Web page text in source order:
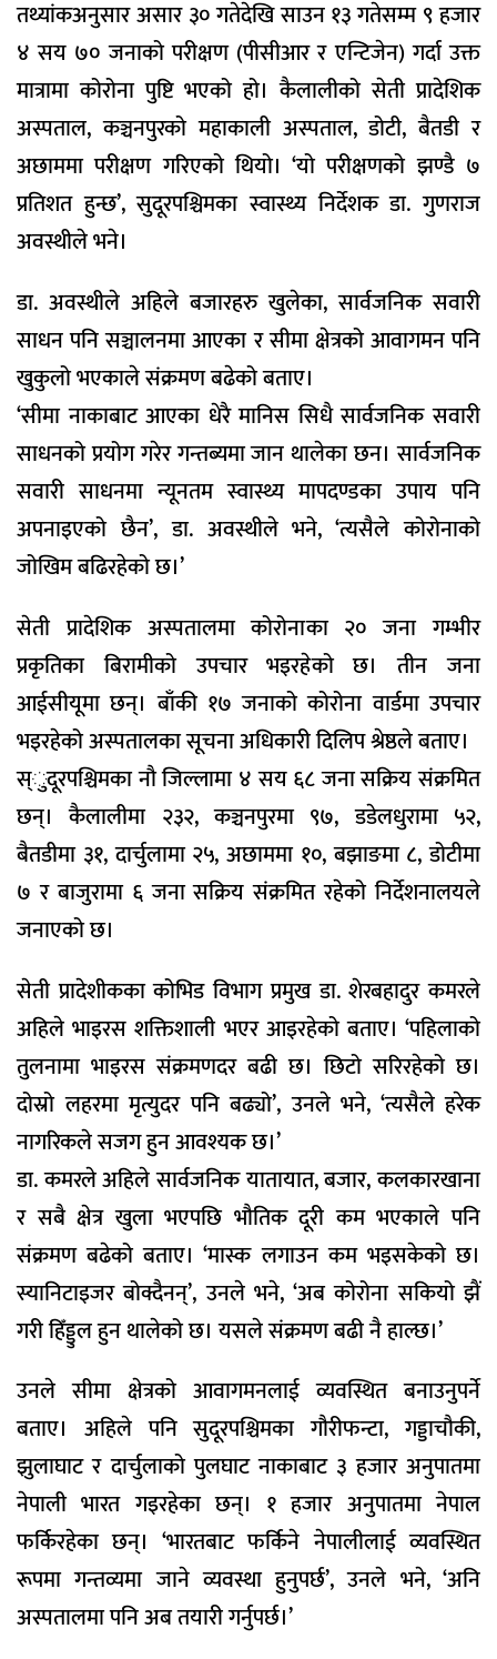
तथ्यांकअनुसार असार ३० गतेदेखि साउन १३ गतेसम्म ९ हजार
४ सय ७० जनाको परीक्षण (पीसीआर र एन्टिजेन) गर्दा उक्त
मात्रामा कोरोना पुष्टि भएको हो। कैलालीको सेती प्रादेशिक
अस्पताल, कञ्चनपुरको महाकाली अस्पताल, डोटी, बैतडी र
अछाममा परीक्षण गरिएको थियो। ‘यो परीक्षणको झण्डै ७
प्रतिशत हुन्छ’, सुदूरपश्चिमका स्वास्थ्य निर्देशक डा. गुणराज
अवस्थीले भने।
डा. अवस्थीले अहिले बजारहरु खुलेका, सार्वजनिक सवारी
साधन पनि सञ्चालनमा आएका र सीमा क्षेत्रको आवागमन पनि
खुकुलो भएकाले संक्रमण बढेको बताए।
‘सीमा नाकाबाट आएका धेरै मानिस सिधै सार्वजनिक सवारी
साधनको प्रयोग गरेर गन्तब्यमा जान थालेका छन। सार्वजनिक
सवारी साधनमा न्यूनतम स्वास्थ्य मापदण्डका उपाय पनि
अपनाइएको छैन’, डा. अवस्थीले भने, ‘त्यसैले कोरोनाको
जोखिम बढिरहेको छ।’
सेती प्रादेशिक अस्पतालमा कोरोनाका २० जना गम्भीर
प्रकृतिका बिरामीको उपचार भइरहेको छ। तीन जना
आईसीयूमा छन्। बाँकी १७ जनाको कोरोना वार्डमा उपचार
भइरहेको अस्पतालका सूचना अधिकारी दिलिप श्रेष्ठले बताए।
स्ुदूरपश्चिमका नौ जिल्लामा ४ सय ६८ जना सक्रिय संक्रमित
छन्। कैलालीमा २३२, कञ्चनपुरमा ९७, डडेलधुरामा ५२,
बैतडीमा ३१, दार्चुलामा २५, अछाममा १०, बझाङमा ८, डोटीमा
७ र बाजुरामा ६ जना सक्रिय संक्रमित रहेको निर्देशनालयले
जनाएको छ।
सेती प्रादेशीकका कोभिड विभाग प्रमुख डा. शेरबहादुर कमरले
अहिले भाइरस शक्तिशाली भएर आइरहेको बताए। ‘पहिलाको
तुलनामा भाइरस संक्रमणदर बढी छ। छिटो सरिरहेको छ।
दोस्रो लहरमा मृत्युदर पनि बढ्यो’, उनले भने, ‘त्यसैले हरेक
नागरिकले सजग हुन आवश्यक छ।’
डा. कमरले अहिले सार्वजनिक यातायात, बजार, कलकारखाना
र सबै क्षेत्र खुला भएपछि भौतिक दूरी कम भएकाले पनि
संक्रमण बढेको बताए। ‘मास्क लगाउन कम भइसकेको छ।
स्यानिटाइजर बोक्दैनन्’, उनले भने, ‘अब कोरोना सकियो झैं
गरी हिँड्डुल हुन थालेको छ। यसले संक्रमण बढी नै हाल्छ।’
उनले सीमा क्षेत्रको आवागमनलाई व्यवस्थित बनाउनुपर्ने
बताए। अहिले पनि सुदूरपश्चिमका गौरीफन्टा, गड्डाचौकी,
झुलाघाट र दार्चुलाको पुलघाट नाकाबाट ३ हजार अनुपातमा
नेपाली भारत गइरहेका छन्। १ हजार अनुपातमा नेपाल
फर्किरहेका छन्। ‘भारतबाट फर्किने नेपालीलाई व्यवस्थित
रूपमा गन्तव्यमा जाने व्यवस्था हुनुपर्छ’, उनले भने, ‘अनि
अस्पतालमा पनि अब तयारी गर्नुपर्छ।’